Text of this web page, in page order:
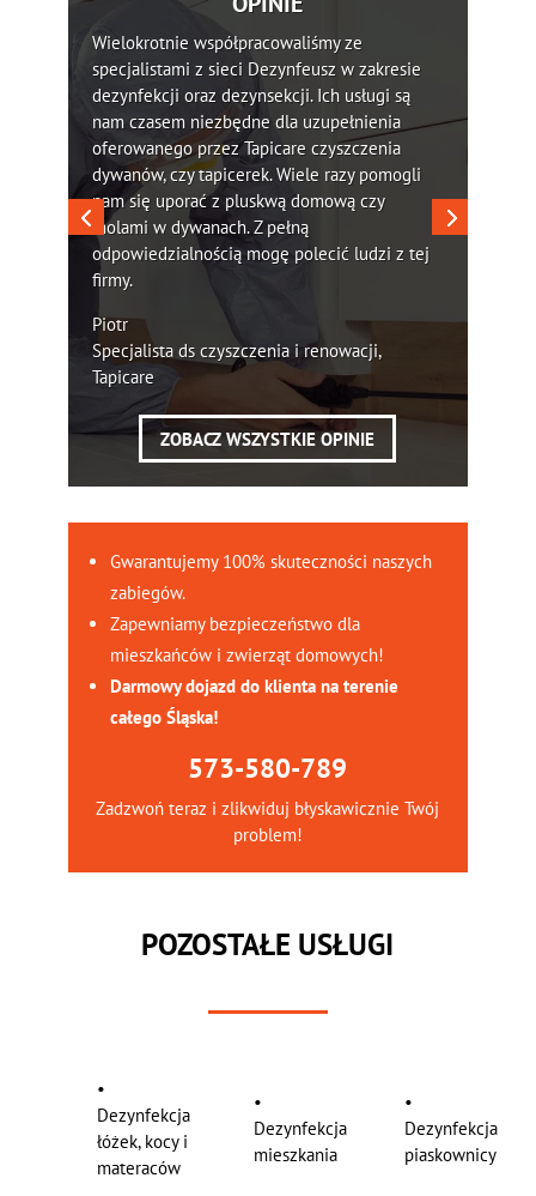
Wielokrotnie współpracowaliśmy ze
specjalistami z sieci Dezynfeusz w zakresie
dezynfekcji oraz dezynsekcji. Ich usługi są
nam czasem niezbędne dla uzupełnienia
oferowanego przez Tapicare czyszczenia
dywanów, czy tapicerek. Wiele razy pomogli
nam się uporać z pluskwą domową czy
molami w dywanach. Z pełną
odpowiedzialnością mogę polecić ludzi z tej
firmy.
Piotr
Specjalista ds czyszczenia i renowacji,
Tapicare
ZOBACZ WSZYSTKIE OPINIE
Gwarantujemy 100% skuteczności naszych
zabiegów.
Zapewniamy bezpieczeństwo dla
mieszkańców i zwierząt domowych!
Darmowy dojazd do klienta na terenie
całego Śląska!
573-580-789
Zadzwoń teraz i zlikwiduj błyskawicznie Twój
problem!
POZOSTAŁE USŁUGI
•
Dezynfekcja
łóżek, kocy i
materaców
•
Dezynfekcja
mieszkania
•
Dezynfekcja
piaskownicy